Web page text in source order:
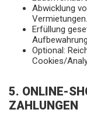
Abwicklung
Vermietungen.
Erfüllung
Optional:
Cookies/
5. ONLINE-
ZAHLUNGEN